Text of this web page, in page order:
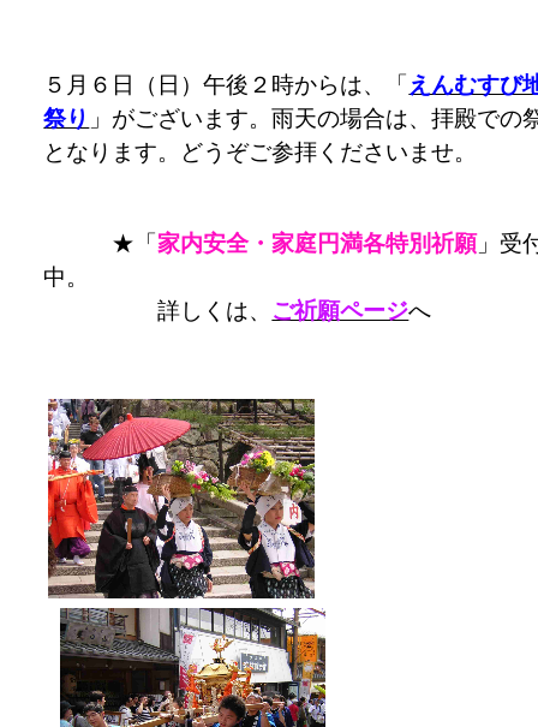
５月６日（日）午後２時からは、「 えんむすび
祭り 」がございます。雨天の場合は、拝殿での
となります。どうぞご参拝くださいませ。
★「家内安全・家庭円満各特別祈願」受
中。
詳しくは、 ご祈願ページへ